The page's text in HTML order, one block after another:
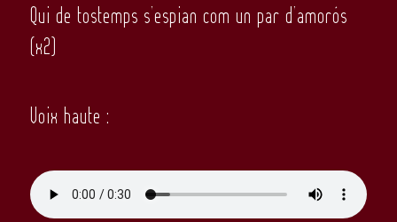
Qui de tostemps s’espian com un par d’amorós
(x2)
Voix haute :